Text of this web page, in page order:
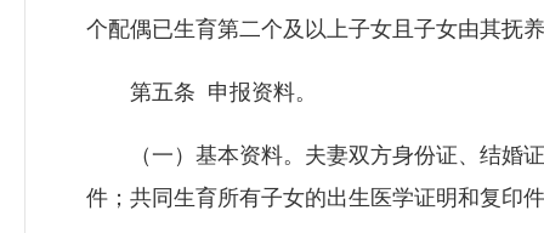
个配偶已生育第二个及以上子女且子女由其抚
第五条 申报资料。
（一）基本资料。夫妻双方身份证、结婚证
件；共同生育所有子女的出生医学证明和复印